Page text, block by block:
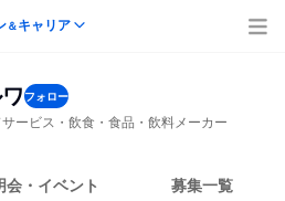
＆キャリア
フォロー
ービス・飲食・食品・飲料メーカー
会・イベント 募集一覧